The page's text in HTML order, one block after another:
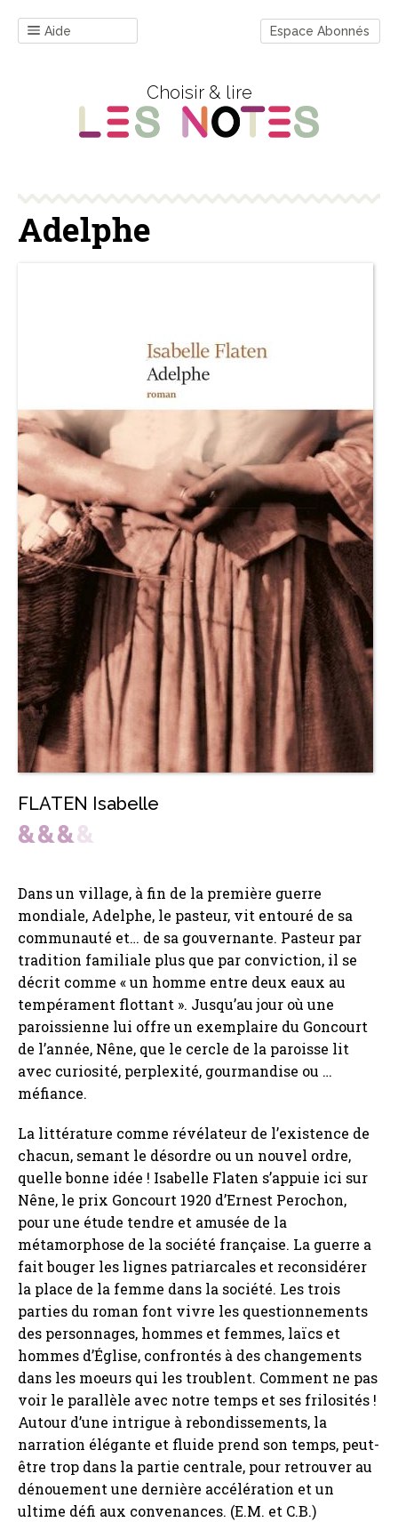
Aide Espace Abonnés
Choisir & lire
Adelphe
FLATEN Isabelle
Dans un village, à fin de la première guerre
mondiale, Adelphe, le pasteur, vit entouré de sa
communauté et… de sa gouvernante. Pasteur par
tradition familiale plus que par conviction, il se
décrit comme « un homme entre deux eaux au
tempérament flottant ». Jusqu’au jour où une
paroissienne lui offre un exemplaire du Goncourt
de l’année, Nêne, que le cercle de la paroisse lit
avec curiosité, perplexité, gourmandise ou …
méfiance.
La littérature comme révélateur de l’existence de
chacun, semant le désordre ou un nouvel ordre,
quelle bonne idée ! Isabelle Flaten s’appuie ici sur
Nêne, le prix Goncourt 1920 d’Ernest Perochon,
pour une étude tendre et amusée de la
métamorphose de la société française. La guerre a
fait bouger les lignes patriarcales et reconsidérer
la place de la femme dans la société. Les trois
parties du roman font vivre les questionnements
des personnages, hommes et femmes, laïcs et
hommes d’Église, confrontés à des changements
dans les moeurs qui les troublent. Comment ne pas
voir le parallèle avec notre temps et ses frilosités !
Autour d’une intrigue à rebondissements, la
narration élégante et fluide prend son temps, peut-
être trop dans la partie centrale, pour retrouver au
dénouement une dernière accélération et un
ultime défi aux convenances. (E.M. et C.B.)